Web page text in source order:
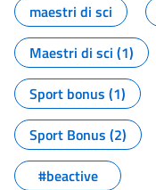
maestri di sci
Maestri di sci (1)
Sport bonus (1)
Sport Bonus (2)
#beactive